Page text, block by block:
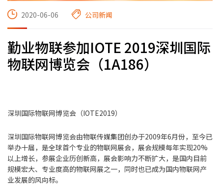
2020-06-06 公司新闻
勤业物联参加IOTE 2019深圳国际
物联网博览会（1A186）
深圳国际物联网博览会（IOTE2019）
深圳国际物联网博览会由物联传媒集团创办于2009年6月份，至今已
举办十届，是全球首个专业的物联网展会，展会规模每年实现20%
以上增长，参展企业历创新高，展会影响力不断扩大，是国内目前
规模宏大、专业度高的物联网展之一，同时也已成为国内物联网产
业发展的风向标。